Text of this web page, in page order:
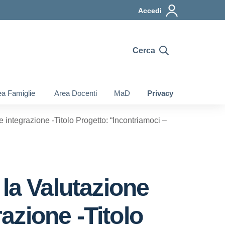
Accedi
Cerca
Famiglie Area Docenti MaD Privacy
-Titolo Progetto: “Incontriamoci –
Valutazione
-Titolo